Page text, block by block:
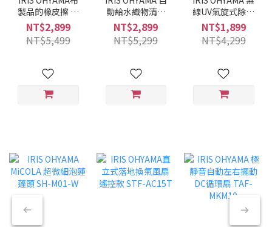
製品的橡皮擦 織
物清潔機RNS-
300(布沙發/地毯
床墊/寵物髒污清
NT$2,899
NT$5,499
動給水織物清潔
機 RNS-P10（布
製品橡皮擦/強力
去汙/沙發地毯床
NT$2,899
NT$5,299
線UV氣旋式除塵
螨機 IC-FDC1(智
慧髒污感應指示
燈/除塵除螨/UV
NT$1,899
NT$4,299